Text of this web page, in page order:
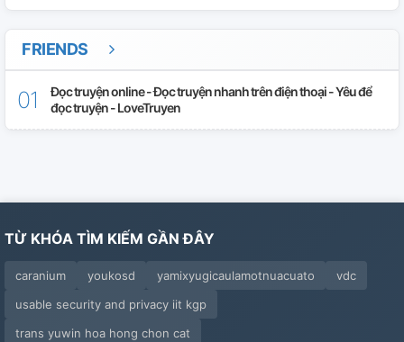
FRIENDS
Đọc truyện online - Đọc truyện nhanh trên điện thoại - Yêu để
đọc truyện - LoveTruyen
TỪ KHÓA TÌM KIẾM GẦN ĐÂY
caranium youkosd yamixyugicaulamotnuacuato
vdc
usable security and privacy iit kgp
trans yuwin hoa hong chon cat